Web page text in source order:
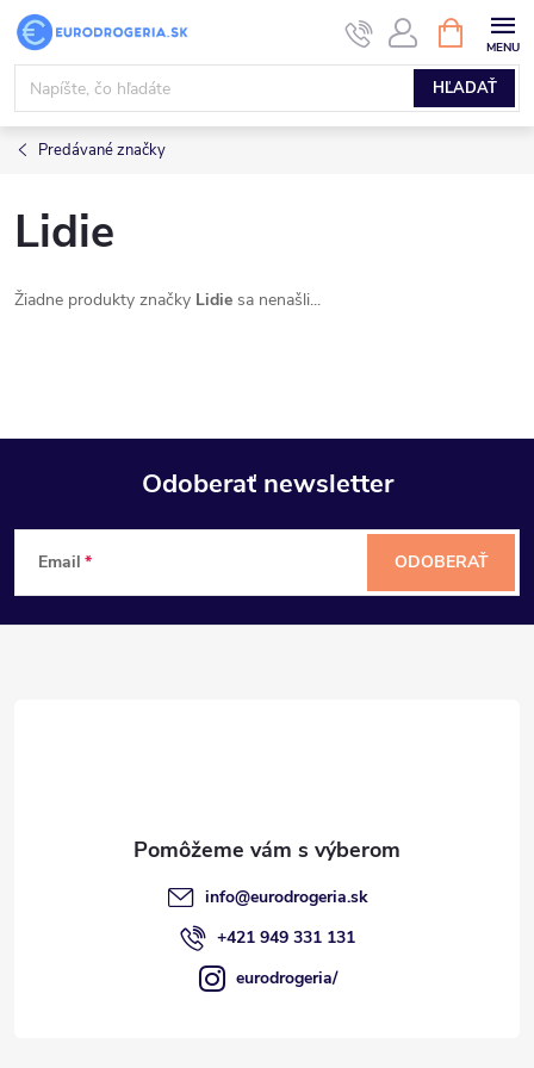
Prejsť
obsah
HĽADAŤ
KOŠÍK
Predávané značky
Lidie
Žiadne produkty značky Lidie sa nenašli...
Z
á
Odoberať newsletter
Email ODOBERAŤ
info@eurodrogeria.sk
+421 949 331 131
eurodrogeria/